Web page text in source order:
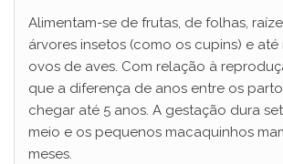
y
V
i
Alimentam-se de frutas, de folhas,
árvores insetos (como os cupins) e
ovos de aves. Com relação à
que a diferença de anos entre os
chegar até 5 anos. A gestação dura
meio e os pequenos macaquinhos
meses.